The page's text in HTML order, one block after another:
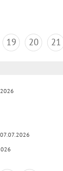
19 20 21
07.07.2026